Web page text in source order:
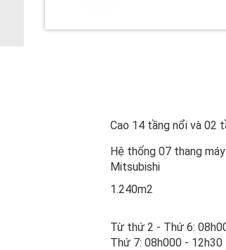
Cao 14 tầng nổi và 02
Hệ thống 07 thang
Mitsubishi
1.240m2
Từ thứ 2 - Thứ 6:
Thứ 7: 08h000 - 12h30